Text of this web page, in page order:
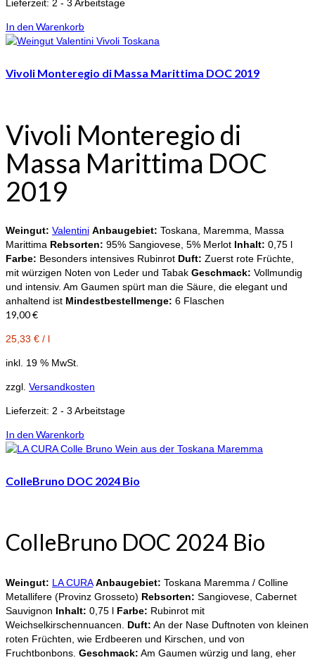
Lieferzeit: 2 - 3 Arbeitstage
In den Warenkorb
Vivoli Monteregio di Massa Marittima DOC 2019
Vivoli Monteregio di
Massa Marittima DOC
2019
Weingut: Valentini Anbaugebiet: Toskana, Maremma, Massa
Marittima Rebsorten: 95% Sangiovese, 5% Merlot Inhalt: 0,75 l
Farbe: Besonders intensives Rubinrot Duft: Zuerst rote Früchte,
mit würzigen Noten von Leder und Tabak Geschmack: Vollmundig
und intensiv. Am Gaumen spürt man die Säure, die elegant und
anhaltend ist Mindestbestellmenge: 6 Flaschen
19,00€
25,33 € / l
inkl. 19 % MwSt.
zzgl. Versandkosten
Lieferzeit: 2 - 3 Arbeitstage
In den Warenkorb
ColleBruno DOC 2024 Bio
ColleBruno DOC 2024 Bio
Weingut: LA CURA Anbaugebiet: Toskana Maremma / Colline
Metallifere (Provinz Grosseto) Rebsorten: Sangiovese, Cabernet
Sauvignon Inhalt: 0,75 l Farbe: Rubinrot mit
Weichselkirschennuancen. Duft: An der Nase Duftnoten von kleinen
roten Früchten, wie Erdbeeren und Kirschen, und von
Fruchtbonbons. Geschmack: Am Gaumen würzig und lang, eher